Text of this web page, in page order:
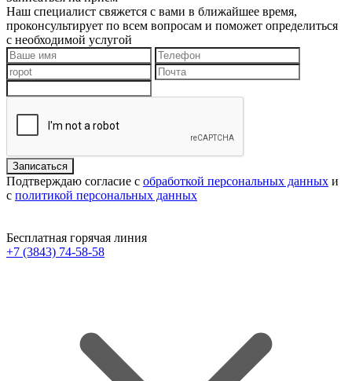
Наш специалист свяжется с вами в ближайшее время,
проконсультирует по всем вопросам и поможет определиться
с необходимой услугой
Подтверждаю согласие с обработкой персональных данных и
с политикой персональных данных
Бесплатная горячая линия
+7 (3843) 74-58-58